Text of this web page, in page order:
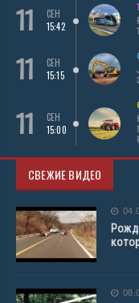
11
СЕН
15:42
11
СЕН
15:15
11
СЕН
15:00
СВЕЖИЕ ВИДЕО